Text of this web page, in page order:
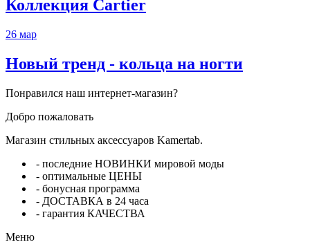
Коллекция Cartier
26 мар
Новый тренд - кольца на ногти
Понравился наш интернет-магазин?
Добро пожаловать
Магазин стильных аксессуаров Kamertab.
- последние НОВИНКИ мировой моды
- оптимальные ЦЕНЫ
- бонусная программа
- ДОСТАВКА в 24 часа
- гарантия КАЧЕСТВА
Меню